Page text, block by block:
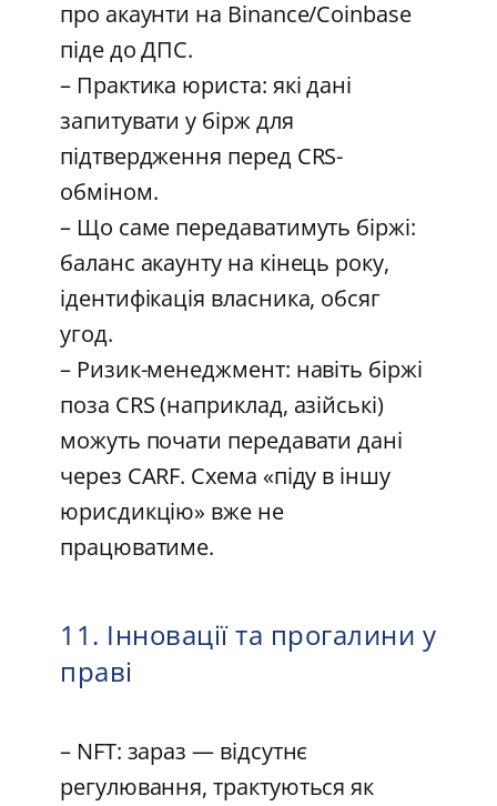
про акаунти на Binance/Coinbase
піде до ДПС.
– Практика юриста: які дані
запитувати у бірж для
підтвердження перед CRS-
обміном.
– Що саме передаватимуть біржі:
баланс акаунту на кінець року,
ідентифікація власника, обсяг
угод.
– Ризик-менеджмент: навіть біржі
поза CRS (наприклад, азійські)
можуть почати передавати дані
через CARF. Схема «піду в іншу
юрисдикцію» вже не
працюватиме.
11. Інновації та прогалини у
праві
– NFT: зараз — відсутнє
регулювання, трактуються як